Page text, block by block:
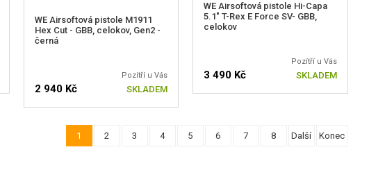
WE Airsoftová pistole M1911
Hex Cut - GBB, celokov, Gen2 -
černá
Pozítří u Vás
2 940 Kč SKLADEM
WE Airsoftová pistole Hi-Capa
5.1" T-Rex E Force SV- GBB,
celokov
Pozítří u Vás
3 490 Kč SKLADEM
1 2 3 4 5 6 7 8 Další Konec